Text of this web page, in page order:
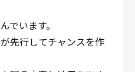
でいます。
先行してチャンスを作